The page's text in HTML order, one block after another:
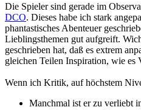
Die Spieler sind gerade im
DCO. Dieses habe ich stark
phantastisches Abenteuer
Lieblingsthemen gut aufgreift.
geschrieben hat, daß es extrem
gleichen Teilen Inspiration, wie es
Wenn ich Kritik, auf höchstem
Manchmal ist er zu verliebt